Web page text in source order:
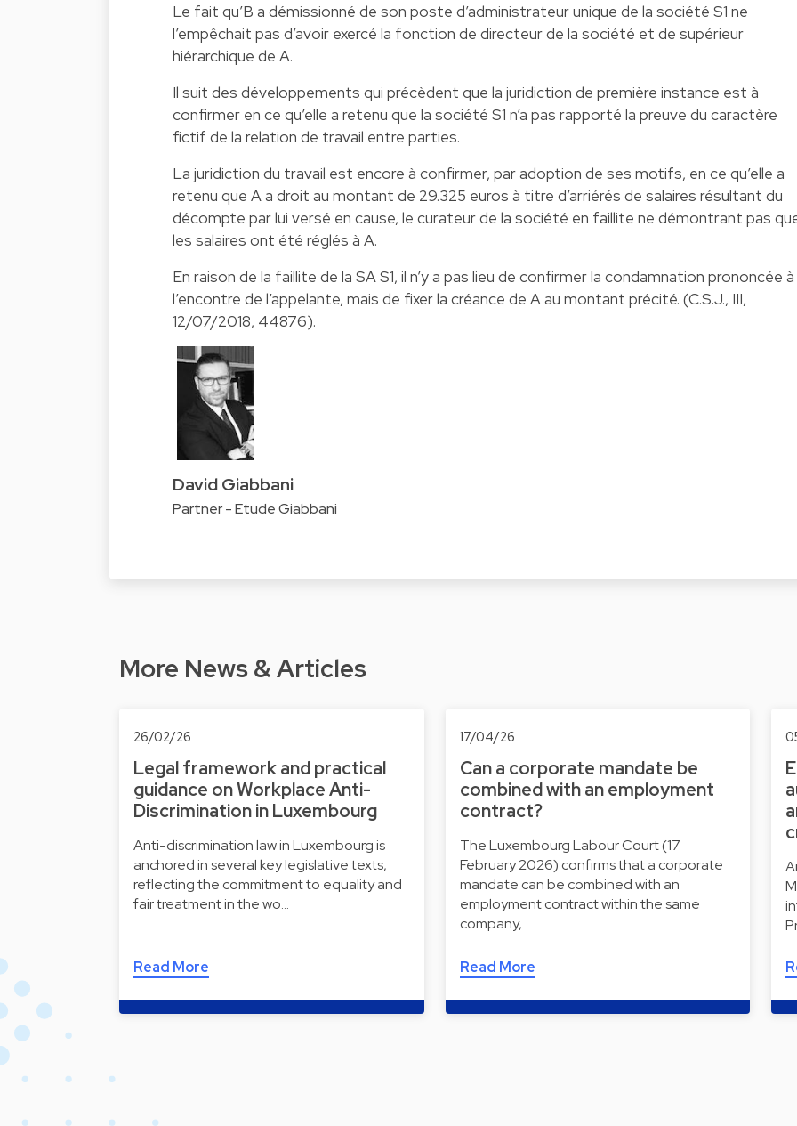
Le fait qu’B a démissionné de son poste d’administrateur unique de la société S1 ne
l’empêchait pas d’avoir exercé la fonction de directeur de la société et de supérieur
hiérarchique de A.
Il suit des développements qui précèdent que la juridiction de première instance est à
confirmer en ce qu’elle a retenu que la société S1 n’a pas rapporté la preuve du caractère
fictif de la relation de travail entre parties.
La juridiction du travail est encore à confirmer, par adoption de ses motifs, en ce qu’elle a
retenu que A a droit au montant de 29.325 euros à titre d’arriérés de salaires résultant du
décompte par lui versé en cause, le curateur de la société en faillite ne démontrant pas
les salaires ont été réglés à A.
En raison de la faillite de la SA S1, il n’y a pas lieu de confirmer la condamnation prononcée à
l’encontre de l’appelante, mais de fixer la créance de A au montant précité. (C.S.J., III,
12/07/2018, 44876).
David Giabbani
Partner - Etude Giabbani
More News & Articles
26/02/26
Legal framework and practical
guidance on Workplace Anti-
Discrimination in Luxembourg
Anti-discrimination law in Luxembourg is
anchored in several key legislative texts,
reflecting the commitment to equality and
fair treatment in the wo…
Read More
17/04/26
Can a corporate mandate be
combined with an employment
contract?
The Luxembourg Labour Court (17
February 2026) confirms that a corporate
mandate can be combined with an
employment contract within the same
company, …
Read More